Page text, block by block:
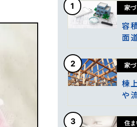
1 家づ
容
面
2 家づ
棟
や
3 住